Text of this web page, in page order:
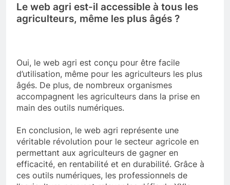
Le web agri est-il accessible à tous les
agriculteurs, même les plus âgés ?
Oui, le web agri est conçu pour être facile
d’utilisation, même pour les agriculteurs les plus
âgés. De plus, de nombreux organismes
accompagnent les agriculteurs dans la prise en
main des outils numériques.
En conclusion, le web agri représente une
véritable révolution pour le secteur agricole en
permettant aux agriculteurs de gagner en
efficacité, en rentabilité et en durabilité. Grâce à
ces outils numériques, les professionnels de